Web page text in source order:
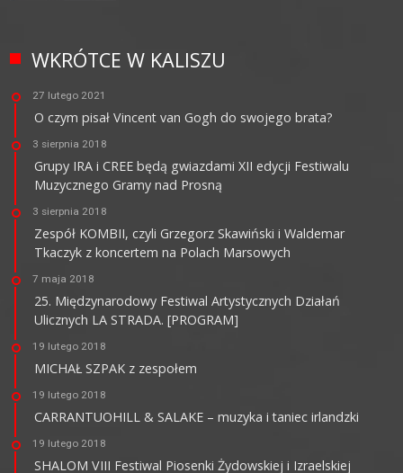
WKRÓTCE W KALISZU
27 lutego 2021
O czym pisał Vincent van Gogh do swojego brata?
3 sierpnia 2018
Grupy IRA i CREE będą gwiazdami XII edycji Festiwalu
Muzycznego Gramy nad Prosną
3 sierpnia 2018
Zespół KOMBII, czyli Grzegorz Skawiński i Waldemar
Tkaczyk z koncertem na Polach Marsowych
7 maja 2018
25. Międzynarodowy Festiwal Artystycznych Działań
Ulicznych LA STRADA. [PROGRAM]
19 lutego 2018
MICHAŁ SZPAK z zespołem
19 lutego 2018
CARRANTUOHILL & SALAKE – muzyka i taniec irlandzki
19 lutego 2018
SHALOM VIII Festiwal Piosenki Żydowskiej i Izraelskiej